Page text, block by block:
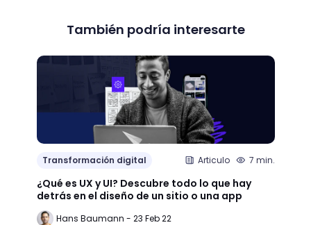
También podría interesarte
Transformación digital Articulo 7 min.
¿Qué es UX y UI? Descubre todo lo que hay
detrás en el diseño de un sitio o una app
Hans Baumann - 23 Feb 22